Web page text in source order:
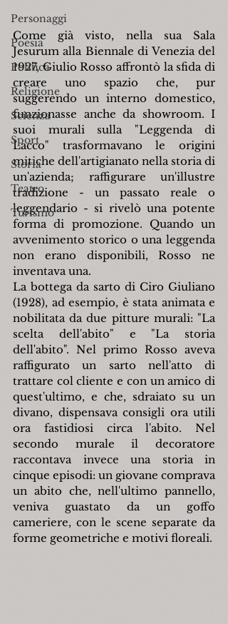
Personaggi
Poesia
Politica
Religione
Scienza
Sport
Storia
Teatro
Turismo
Come già visto, nella sua Sala
Jesurum alla Biennale di Venezia del
1927, Giulio Rosso affrontò la sfida di
creare uno spazio che, pur
suggerendo un interno domestico,
funzionasse anche da showroom. I
suoi murali sulla "Leggenda di
Lacco" trasformavano le origini
mitiche dell'artigianato nella storia di
un'azienda; raffigurare un'illustre
tradizione - un passato reale o
leggendario - si rivelò una potente
forma di promozione. Quando un
avvenimento storico o una leggenda
non erano disponibili, Rosso ne
inventava una.
La bottega da sarto di Ciro Giuliano
(1928), ad esempio, è stata animata e
nobilitata da due pitture murali: "La
scelta dell'abito" e "La storia
dell'abito". Nel primo Rosso aveva
raffigurato un sarto nell'atto di
trattare col cliente e con un amico di
quest'ultimo, e che, sdraiato su un
divano, dispensava consigli ora utili
ora fastidiosi circa l'abito. Nel
secondo murale il decoratore
raccontava invece una storia in
cinque episodi: un giovane comprava
un abito che, nell'ultimo pannello,
veniva guastato da un goffo
cameriere, con le scene separate da
forme geometriche e motivi floreali.